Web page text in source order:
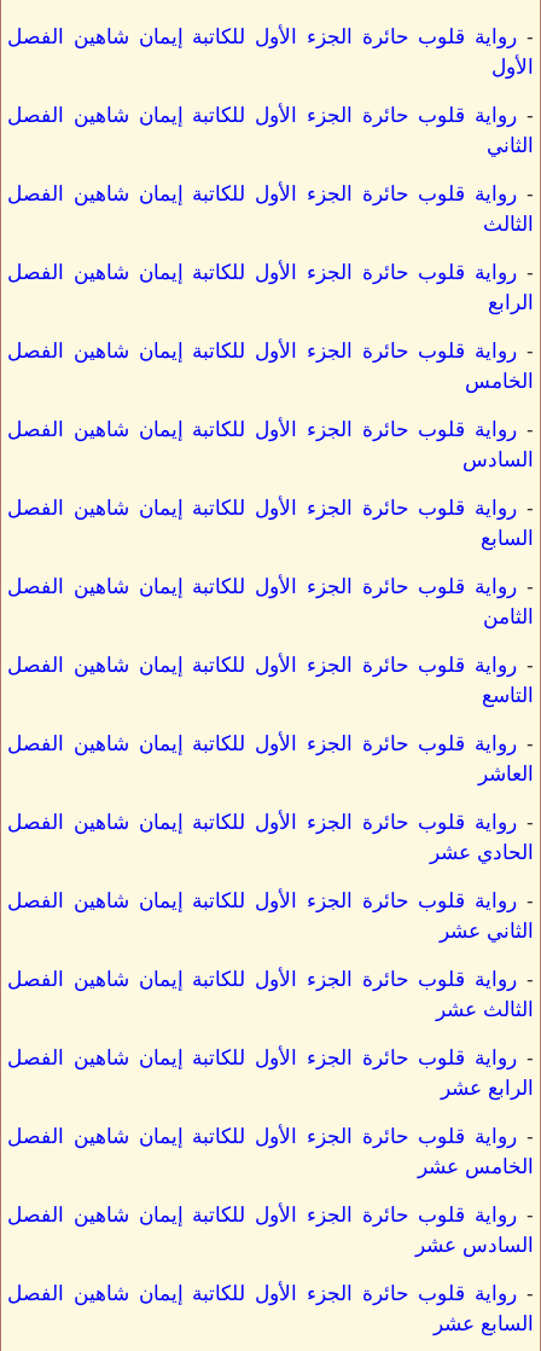
- رواية قلوب حائرة الجزء الأول للكاتبة إيمان شاهين الفصل
الأول
- رواية قلوب حائرة الجزء الأول للكاتبة إيمان شاهين الفصل
الثاني
- رواية قلوب حائرة الجزء الأول للكاتبة إيمان شاهين الفصل
الثالث
- رواية قلوب حائرة الجزء الأول للكاتبة إيمان شاهين الفصل
الرابع
- رواية قلوب حائرة الجزء الأول للكاتبة إيمان شاهين الفصل
الخامس
- رواية قلوب حائرة الجزء الأول للكاتبة إيمان شاهين الفصل
السادس
- رواية قلوب حائرة الجزء الأول للكاتبة إيمان شاهين الفصل
السابع
- رواية قلوب حائرة الجزء الأول للكاتبة إيمان شاهين الفصل
الثامن
- رواية قلوب حائرة الجزء الأول للكاتبة إيمان شاهين الفصل
التاسع
- رواية قلوب حائرة الجزء الأول للكاتبة إيمان شاهين الفصل
العاشر
- رواية قلوب حائرة الجزء الأول للكاتبة إيمان شاهين الفصل
الحادي عشر
- رواية قلوب حائرة الجزء الأول للكاتبة إيمان شاهين الفصل
الثاني عشر
- رواية قلوب حائرة الجزء الأول للكاتبة إيمان شاهين الفصل
الثالث عشر
- رواية قلوب حائرة الجزء الأول للكاتبة إيمان شاهين الفصل
الرابع عشر
- رواية قلوب حائرة الجزء الأول للكاتبة إيمان شاهين الفصل
الخامس عشر
- رواية قلوب حائرة الجزء الأول للكاتبة إيمان شاهين الفصل
السادس عشر
- رواية قلوب حائرة الجزء الأول للكاتبة إيمان شاهين الفصل
السابع عشر